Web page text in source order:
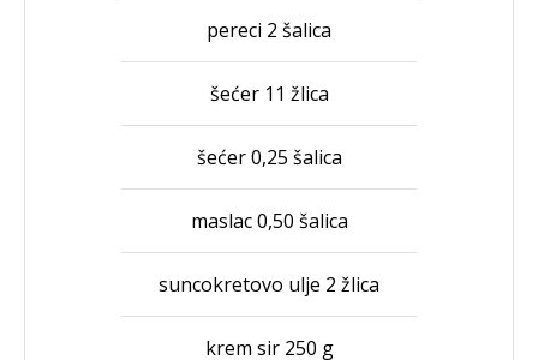
pereci 2 šalica
šećer 11 žlica
šećer 0,25 šalica
maslac 0,50 šalica
suncokretovo ulje 2 žlica
krem sir 250 g